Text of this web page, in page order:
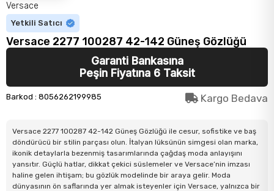
Versace
Yetkili Satıcı
Versace 2277 100287 42-142 Güneş Gözlüğü
Garanti Bankasına
Peşin Fiyatına 6 Taksit
Barkod : 8056262199985 Kargo Bedava
Versace 2277 100287 42-142 Güneş Gözlüğü ile cesur, sofistike ve baş
döndürücü bir stilin parçası olun. İtalyan lüksünün simgesi olan marka,
ikonik detaylarla bezenmiş tasarımlarında çağdaş moda anlayışını
yansıtır. Güçlü hatlar, dikkat çekici süslemeler ve Versace’nin imzası
haline gelen ihtişam; bu gözlük modelinde bir araya gelir. Moda
dünyasının ön saflarında yer almak isteyenler için Versace, yalnızca bir